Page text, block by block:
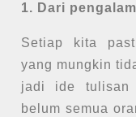
1. Dari
Setiap kita
yang mungkin
jadi ide tulisan
belum semua